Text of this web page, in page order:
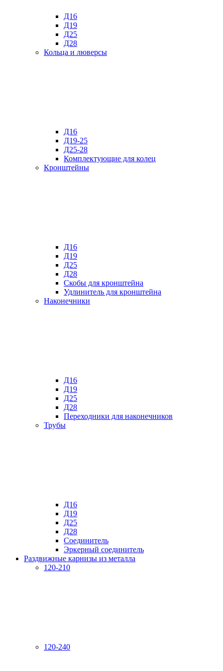
Д16
Д19
Д25
Д28
Кольца и люверсы
Д16
Д19-25
Д25-28
Комплектующие для колец
Кронштейны
Д16
Д19
Д25
Д28
Скобы для кронштейна
Удлинитель для кронштейна
Наконечники
Д16
Д19
Д25
Д28
Переходники для наконечников
Трубы
Д16
Д19
Д25
Д28
Соединитель
Эркерный соединитель
Раздвижные карнизы из металла
120-210
120-240